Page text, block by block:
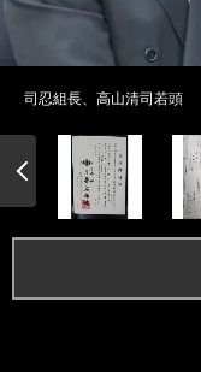
司忍組長、高山清司若頭